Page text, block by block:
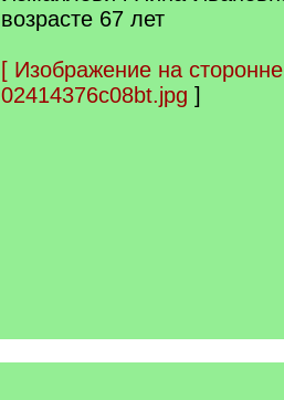
возрасте 67 лет
[ Изображение на
02414376c08bt.jpg ]